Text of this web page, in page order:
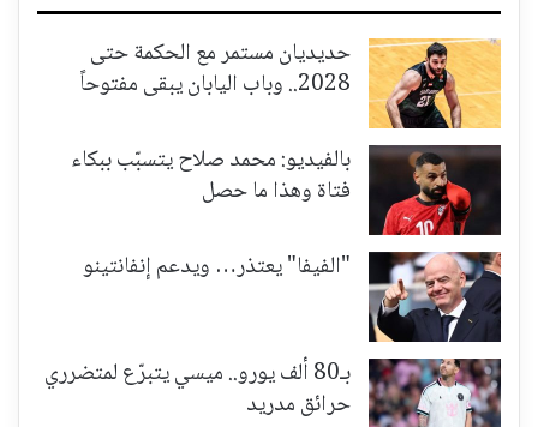
حديديان مستمر مع الحكمة حتى
2028.. وباب اليابان يبقى مفتوحاً
بالفيديو: محمد صلاح يتسبّب ببكاء
فتاة وهذا ما حصل
"الفيفا" يعتذر… ويدعم إنفانتينو
بـ80 ألف يورو.. ميسي يتبرّع لمتضرري
حرائق مدريد